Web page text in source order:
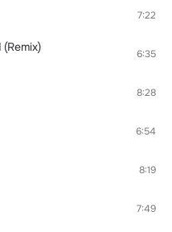
7:22
6:35
8:28
6:54
8:19
7:49